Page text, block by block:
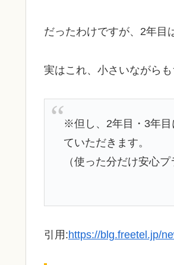
だったわけですが、2年目
実はこれ、小さいながら
※但し、2年目・3年目
ていただきます。
（使った分だけ安心
引用:https://blg.freetel.jp/